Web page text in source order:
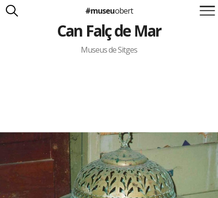
Suma't a la iniciativa
Carlota Royo
Francesca Barcellona
#museuobert
Can Falç de Mar
Museus de Sitges